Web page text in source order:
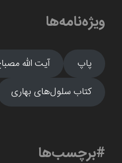
ویژه‌نامه‌ها
پاپ
آیت الله
کتاب سلول‌های بهاری
#برچسب‌ها